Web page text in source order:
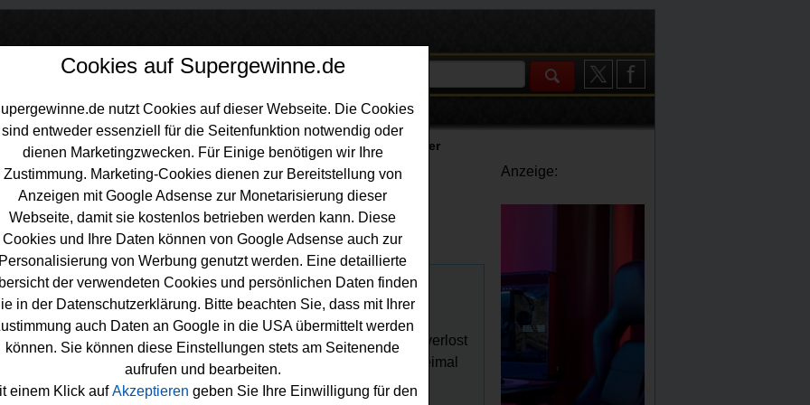
Gewinnspiele Technik Gewinnspiele>
PC Welt Adventskalender
Adventskalender Gewinnspiel
bis Weihnachten tolle Technik gewinnen möchte, sollte sich das
PC Welt Gewinnspiel unbedingt genauer anschauen. PC Welt verlost
in der Adventszeit tolle Sachpreise. Los geht es am 1.12. mit zweimal
5690 Pro. Welche Preise es noch zu gewinnen geben wird,
Anzeige:
Cookies auf Supergewinne.de
nutzt Cookies auf dieser Webseite. Die Cookies
sind entweder essenziell für die Seitenfunktion notwendig oder
dienen Marketingzwecken. Für Einige benötigen wir Ihre
Zustimmung. Marketing-Cookies dienen zur Bereitstellung von
Anzeigen mit Google Adsense zur Monetarisierung dieser
Webseite, damit sie kostenlos betrieben werden kann. Diese
Cookies und Ihre Daten können von Google Adsense auch zur
Personalisierung von Werbung genutzt werden. Eine detaillierte
der verwendeten Cookies und persönlichen Daten finden
in der Datenschutzerklärung. Bitte beachten Sie, dass mit Ihrer
auch Daten an Google in die USA übermittelt werden
können. Sie können diese Einstellungen stets am Seitenende
aufrufen und bearbeiten.
einem Klick aufAkzeptieren geben Sie Ihre Einwilligung für den